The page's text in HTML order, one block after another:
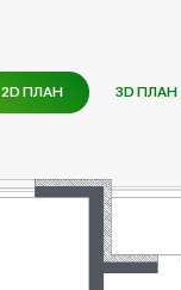
2D ПЛАН 3D ПЛАН